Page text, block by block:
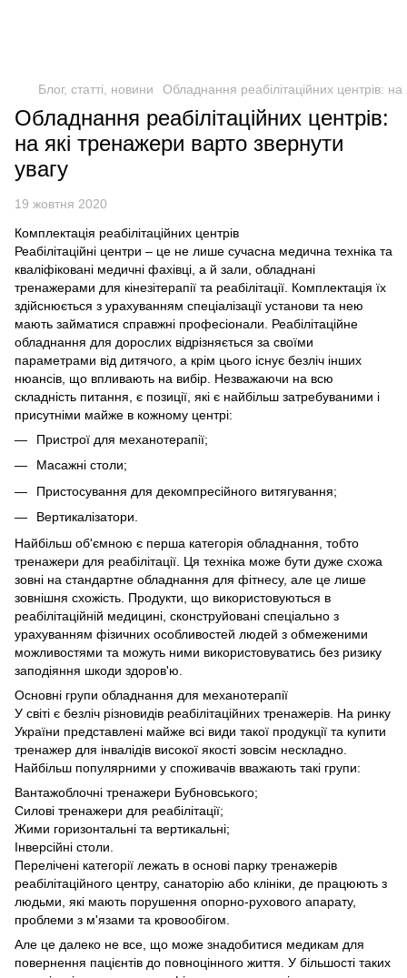
Блог, статті, новини Обладнання реабілітаційних центрів:
Обладнання реабілітаційних центрів:
на які тренажери варто звернути
увагу
19 жовтня 2020
Комплектація реабілітаційних центрів
Реабілітаційні центри – це не лише сучасна медична техніка та
кваліфіковані медичні фахівці, а й зали, обладнані
тренажерами для кінезітерапії та реабілітації. Комплектація їх
здійснюється з урахуванням спеціалізації установи та нею
мають займатися справжні професіонали. Реабілітаційне
обладнання для дорослих відрізняється за своїми
параметрами від дитячого, а крім цього існує безліч інших
нюансів, що впливають на вибір. Незважаючи на всю
складність питання, є позиції, які є найбільш затребуваними і
присутніми майже в кожному центрі:
Пристрої для механотерапії;
Масажні столи;
Пристосування для декомпресійного витягування;
Вертикалізатори.
Найбільш об'ємною є перша категорія обладнання, тобто
тренажери для реабілітації. Ця техніка може бути дуже схожа
зовні на стандартне обладнання для фітнесу, але це лише
зовнішня схожість. Продукти, що використовуються в
реабілітаційній медицині, сконструйовані спеціально з
урахуванням фізичних особливостей людей з обмеженими
можливостями та можуть ними використовуватись без ризику
заподіяння шкоди здоров'ю.
Основні групи обладнання для механотерапії
У світі є безліч різновидів реабілітаційних тренажерів. На ринку
України представлені майже всі види такої продукції та купити
тренажер для інвалідів високої якості зовсім нескладно.
Найбільш популярними у споживачів вважають такі групи:
Вантажоблочні тренажери Бубновського;
Силові тренажери для реабілітації;
Жими горизонтальні та вертикальні;
Інверсійні столи.
Перелічені категорії лежать в основі парку тренажерів
реабілітаційного центру, санаторію або клініки, де працюють з
людьми, які мають порушення опорно-рухового апарату,
проблеми з м'язами та кровообігом.
Але це далеко не все, що може знадобитися медикам для
повернення пацієнтів до повноцінного життя. У більшості таких